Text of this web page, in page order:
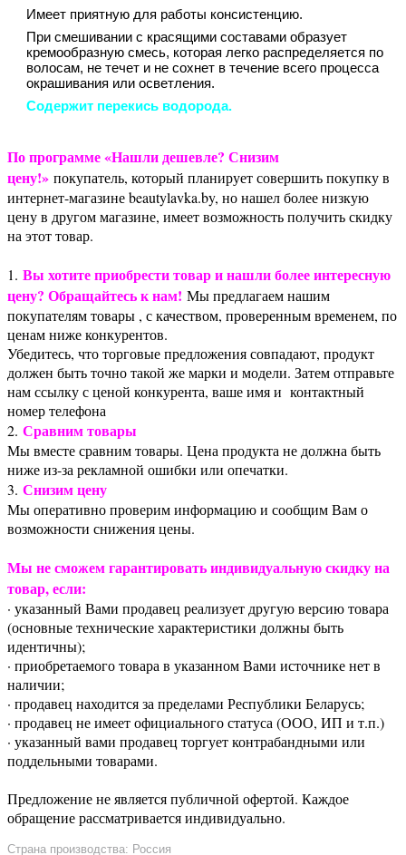
Имеет приятную для работы консистенцию.
При смешивании с красящими составами образует
кремообразную смесь, которая легко распределяется по
волосам, не течет и не сохнет в течение всего процесса
окрашивания или осветления.
Содержит перекись водорода.
По программе «Нашли дешевле? Снизим
цену!» покупатель, который планирует совершить покупку в
интернет-магазине beautylavka.by, но нашел более низкую
цену в другом магазине, имеет возможность получить скидку
на этот товар.
1. Вы хотите приобрести товар и нашли более интересную
цену? Обращайтесь к нам! Мы предлагаем нашим
покупателям товары , с качеством, проверенным временем, по
ценам ниже конкурентов.
Убедитесь, что торговые предложения совпадают, продукт
должен быть точно такой же марки и модели. Затем отправьте
нам ссылку с ценой конкурента, ваше имя и контактный
номер телефона
2. Сравним товары
Мы вместе сравним товары. Цена продукта не должна быть
ниже из-за рекламной ошибки или опечатки.
3. Снизим цену
Мы оперативно проверим информацию и сообщим Вам о
возможности снижения цены.
Мы не сможем гарантировать индивидуальную скидку на
товар, если:
· указанный Вами продавец реализует другую версию товара
(основные технические характеристики должны быть
идентичны);
· приобретаемого товара в указанном Вами источнике нет в
наличии;
· продавец находится за пределами Республики Беларусь;
· продавец не имеет официального статуса (ООО, ИП и т.п.)
· указанный вами продавец торгует контрабандными или
поддельными товарами.
Предложение не является публичной офертой. Каждое
обращение рассматривается индивидуально.
Страна производства: Россия